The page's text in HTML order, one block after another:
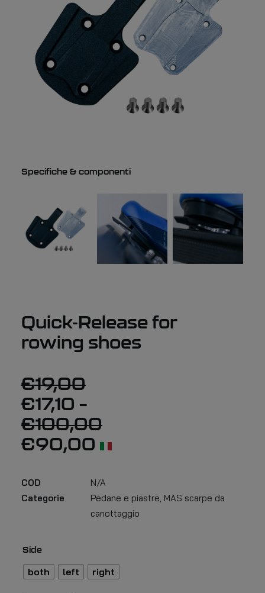
Quick-Release for
rowing shoes
€19,00
€17,10 –
€100,00
€90,00
COD
N/A
Categorie
Pedane e piastre, MAS scarpe da
canottaggio
Side
both left right
Specifiche & componenti